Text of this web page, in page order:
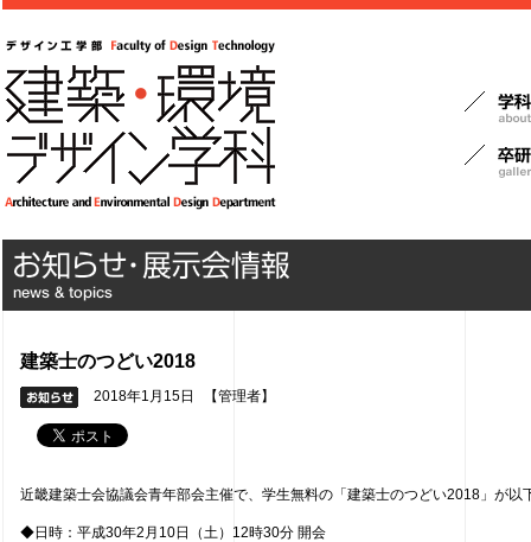
建築士のつどい2018
2018年1月15日 【管理者】
近畿建築士会協議会青年部会主催で、学生無料の「建築士のつどい2018」が以
◆日時：平成30年2月10日（土）12時30分 開会